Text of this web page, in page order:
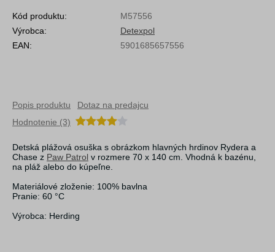
Kód produktu:
M57556
Výrobca:
Detexpol
EAN:
5901685657556
Popis produktu
Dotaz na predajcu
Hodnotenie (3)
Detská plážová osuška s obrázkom hlavných hrdinov Rydera a
Chase z Paw Patrol v rozmere 70 x 140 cm. Vhodná k bazénu,
na pláž alebo do kúpeľne.
Materiálové zloženie: 100% bavlna
Pranie: 60 °C
Výrobca: Herding